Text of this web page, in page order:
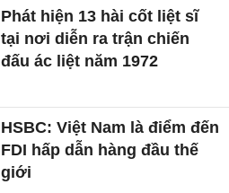
Phát hiện 13 hài cốt liệt sĩ
tại nơi diễn ra trận chiến
đấu ác liệt năm 1972
HSBC: Việt Nam là điểm đến
FDI hấp dẫn hàng đầu thế
giới